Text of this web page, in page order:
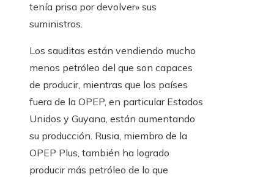
tenía prisa por devolver» sus
suministros.
Los sauditas están vendiendo mucho
menos petróleo del que son capaces
de producir, mientras que los países
fuera de la OPEP, en particular Estados
Unidos y Guyana, están aumentando
su producción. Rusia, miembro de la
OPEP Plus, también ha logrado
producir más petróleo de lo que